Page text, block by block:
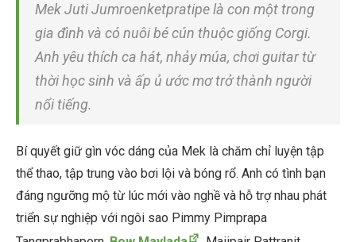
Mek Juti Jumroenketpratipe là con một trong
gia đình và có nuôi bé cún thuộc giống Corgi.
Anh yêu thích ca hát, nhảy múa, chơi guitar từ
thời học sinh và ấp ủ ước mơ trở thành người
nổi tiếng.
Bí quyết giữ gìn vóc dáng của Mek là chăm chỉ luyện tập
thể thao, tập trung vào bơi lội và bóng rổ. Anh có tình bạn
đáng ngưỡng mộ từ lúc mới vào nghề và hỗ trợ nhau phát
triển sự nghiệp với ngôi sao Pimmy Pimprapa